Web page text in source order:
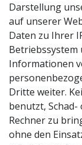
Darstellung
auf unserer
Daten zu Ihrer
Informationen
Dritte weiter.
benutzt,
Rechner zu
ohne den